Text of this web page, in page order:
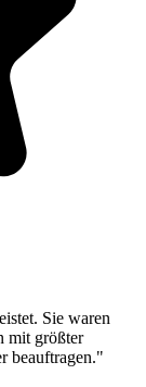
Sie waren
mit größter
beauftragen."